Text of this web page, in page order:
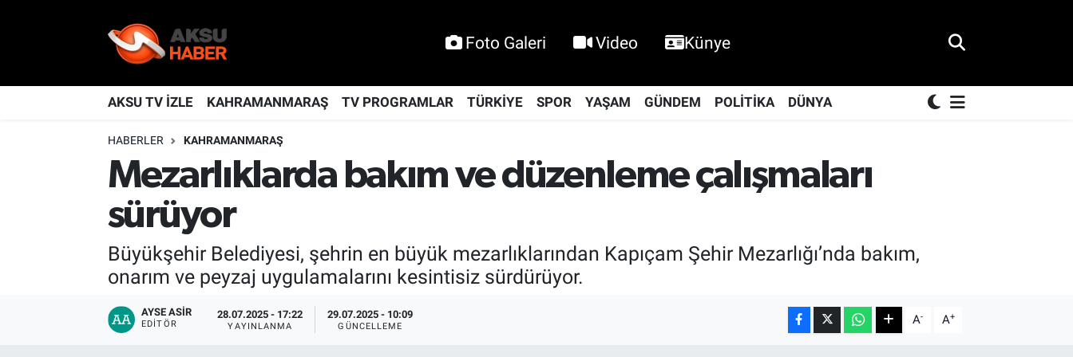
Foto Galeri Video Künye
AKSU TV İZLE KAHRAMANMARAŞ TV PROGRAMLAR TÜRKİYE SPOR YAŞAM GÜNDEM POLİTİKA DÜNYA
HABERLER KAHRAMANMARAŞ
Mezarlıklarda bakım ve düzenleme çalışmaları
sürüyor
Büyükşehir Belediyesi, şehrin en büyük mezarlıklarından Kapıçam Şehir Mezarlığı’nda bakım,
onarım ve peyzaj uygulamalarını kesintisiz sürdürüyor.
AYSE ASIR
EDITÖR
28.07.2025 - 17:22
YAYINLANMA
29.07.2025 - 10:09
GÜNCELLEME A- A+
KAHRAMANMARAŞ
Nöbetçi Eczaneler
Hava Durumu
Kahramanmaraş Namaz Vakitleri
Trafik Durumu
TFF 2.Lig Kırmızı Grup Puan Durumu ve Fikstür
Tüm Manşetler
Son Dakika Haberleri